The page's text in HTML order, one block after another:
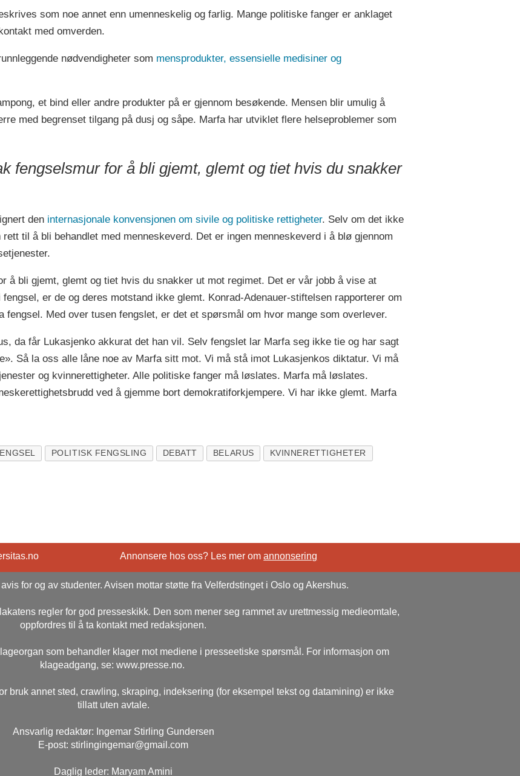
som noe annet enn umenneskelig og farlig. Mange politiske fanger er anklaget
med omverden.
nødvendigheter som mensprodukter, essensielle medisiner og
et bind eller andre produkter på er gjennom besøkende. Mensen blir umulig å
med begrenset tilgang på dusj og såpe. Marfa har utviklet flere helseproblemer som
fengselsmur for å bli gjemt, glemt og tiet hvis du snakker
den internasjonale konvensjonen om sivile og politiske rettigheter. Selv om det ikke
til å bli behandlet med menneskeverd. Det er ingen menneskeverd i å blø gjennom
å bli gjemt, glemt og tiet hvis du snakker ut mot regimet. Det er vår jobb å vise at
er de og deres motstand ikke glemt. Konrad-Adenauer-stiftelsen rapporterer om
fengsel. Med over tusen fengslet, er det et spørsmål om hvor mange som overlever.
da får Lukasjenko akkurat det han vil. Selv fengslet lar Marfa seg ikke tie og har sagt
Så la oss alle låne noe av Marfa sitt mot. Vi må stå imot Lukasjenkos diktatur. Vi må
og kvinnerettigheter. Alle politiske fanger må løslates. Marfa må løslates.
ved å gjemme bort demokratiforkjempere. Vi har ikke glemt. Marfa
POLITISK FENGSLING DEBATT BELARUS KVINNERETTIGHETER
Annonsere hos oss? Les mer omannonsering
for og av studenter. Avisen mottar støtte fra Velferdstinget i Oslo og Akershus.
regler for god presseskikk. Den som mener seg rammet av urettmessig medieomtale,
oppfordres til å ta kontakt med redaksjonen.
som behandler klager mot mediene i presseetiske spørsmål. For informasjon om
klageadgang, se: www.presse.no.
bruk annet sted, crawling, skraping, indeksering (for eksempel tekst og datamining) er ikke
tillatt uten avtale.
Ansvarlig redaktør: Ingemar Stirling Gundersen
E-post: stirlingingemar@gmail.com
Daglig leder: Maryam Amini